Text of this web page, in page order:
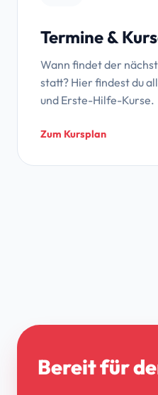
Termine &
Wann findet der
statt? Hier findest du
und Erste-Hilfe-Kurse.
Zum Kursplan
Bereit für